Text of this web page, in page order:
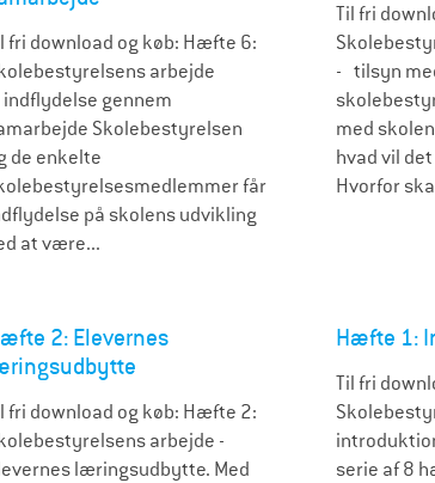
fri download og køb: Hæfte 6:
arbejde
gennem
Skolebestyrelsen
de enkelte
får
på skolens udvikling
at være...
Til fri
- tilsyn
med
hvad vil
Hvorfor
2: Elevernes
fri download og køb: Hæfte 2:
arbejde -
læringsudbytte. Med
Hæfte 1:
Til fri
serie af 8